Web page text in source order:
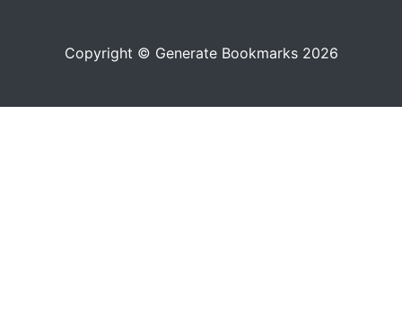
Copyright © Generate Bookmarks 2026